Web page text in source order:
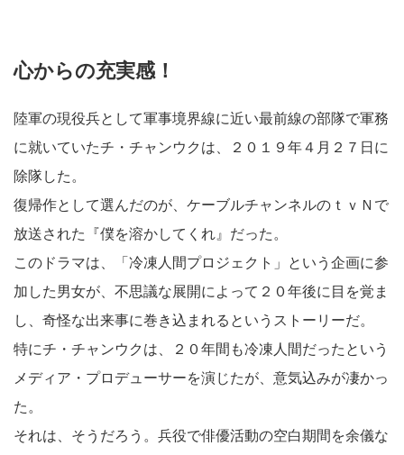
心からの充実感！
陸軍の現役兵として軍事境界線に近い最前線の部隊で軍務
に就いていたチ・チャンウクは、２０１９年４月２７日に
除隊した。
復帰作として選んだのが、ケーブルチャンネルのｔｖＮで
放送された『僕を溶かしてくれ』だった。
このドラマは、「冷凍人間プロジェクト」という企画に参
加した男女が、不思議な展開によって２０年後に目を覚ま
し、奇怪な出来事に巻き込まれるというストーリーだ。
特にチ・チャンウクは、２０年間も冷凍人間だったという
メディア・プロデューサーを演じたが、意気込みが凄かっ
た。
それは、そうだろう。兵役で俳優活動の空白期間を余儀な